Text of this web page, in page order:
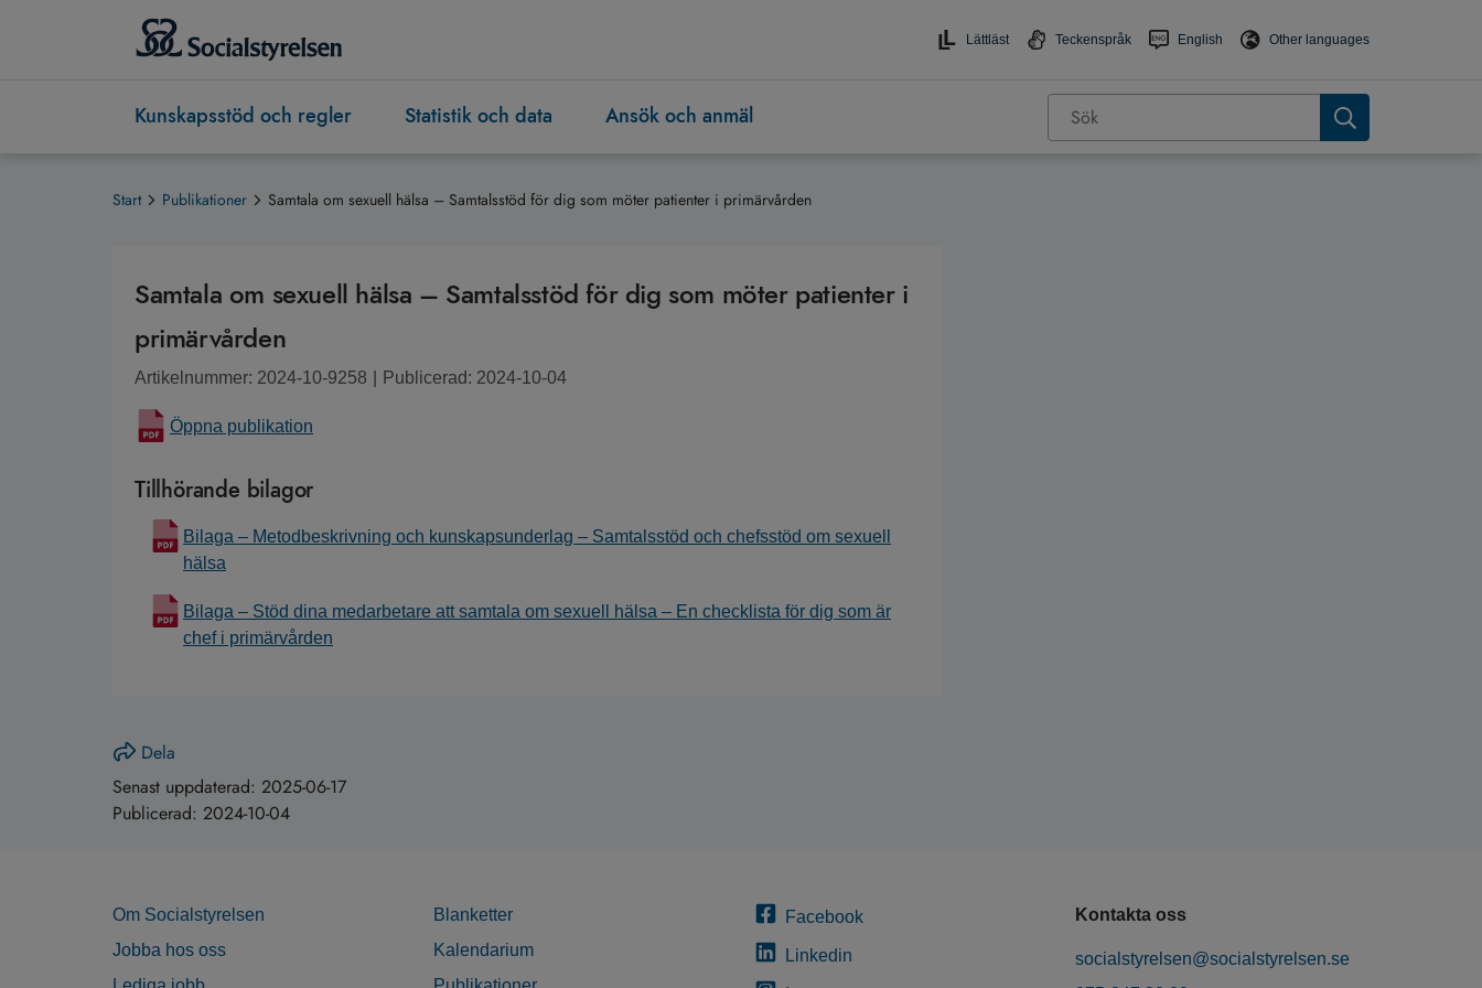
Lättläst Teckenspråk English Other languages
Kunskapsstöd och regler Statistik och data Ansök och anmäl
Start Publikationer Samtala om sexuell hälsa – Samtalsstöd för dig som möter patienter i primärvården
Samtala om sexuell hälsa – Samtalsstöd för dig som möter patienter i
primärvården
Artikelnummer: 2024-10-9258 Publicerad: 2024-10-04
Öppna publikation
Tillhörande bilagor
Bilaga – Metodbeskrivning och kunskapsunderlag – Samtalsstöd och chefsstöd om sexuell
hälsa
Bilaga – Stöd dina medarbetare att samtala om sexuell hälsa – En checklista för dig som är
chef i primärvården
Dela
Senast uppdaterad: 2025-06-17
Publicerad: 2024-10-04
Om Socialstyrelsen
Jobba hos oss
Blanketter
Kalendarium
Facebook
Linkedin
Kontakta oss
socialstyrelsen@socialstyrelsen.se